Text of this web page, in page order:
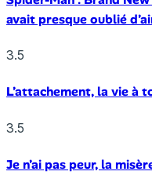
avait presque oublié
3.5
L’attachement, la vie à
3.5
Je n’ai pas peur, la